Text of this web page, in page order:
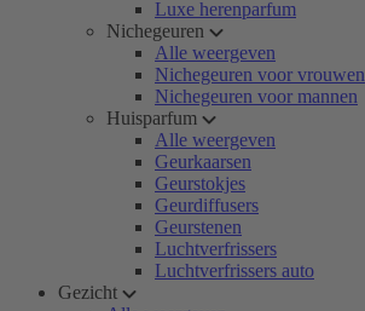
Luxe herenparfum
Nichegeuren
Alle weergeven
Nichegeuren voor vrouwen
Nichegeuren voor mannen
Huisparfum
Alle weergeven
Geurkaarsen
Geurstokjes
Geurdiffusers
Geurstenen
Luchtverfrissers
Luchtverfrissers auto
Gezicht